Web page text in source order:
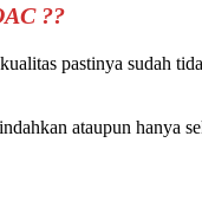
??
pastinya sudah
ataupun hanya